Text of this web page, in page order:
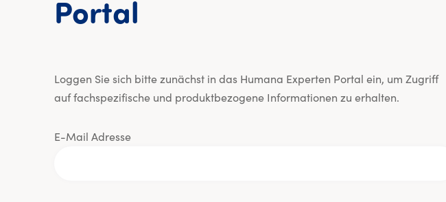
Portal
Loggen Sie sich bitte zunächst in das Humana Experten Portal ein, um Zugriff
auf fachspezifische und produktbezogene Informationen zu erhalten.
E-Mail Adresse